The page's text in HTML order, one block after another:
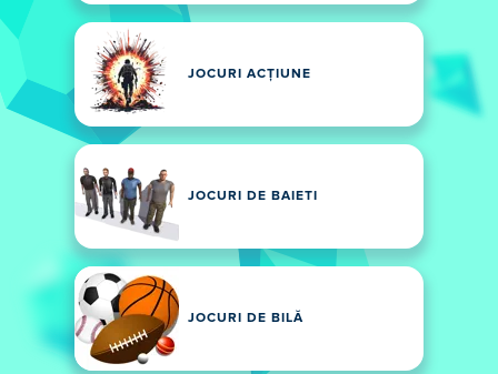
JOCURI ACȚIUNE
JOCURI DE BAIETI
JOCURI DE BILĂ